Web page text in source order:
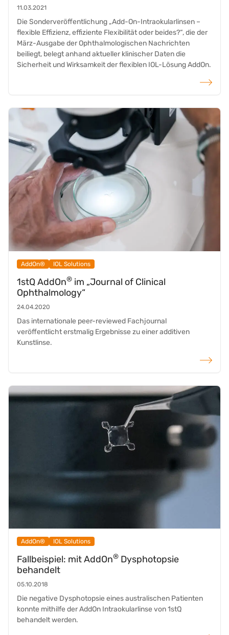
11.03.2021
Die Sonderveröffentlichung „Add-On-Intraokularlinsen –
flexible Effizienz, effiziente Flexibilität oder beides?“, die der
März-Ausgabe der Ophthalmologischen Nachrichten
beiliegt, belegt anhand aktueller klinischer Daten die
Sicherheit und Wirksamkeit der flexiblen IOL-Lösung AddOn.
AddOn® IOL Solutions
1stQ AddOn® im „Journal of Clinical
Ophthalmology“
24.04.2020
Das internationale peer-reviewed Fachjournal
veröffentlicht erstmalig Ergebnisse zu einer additiven
Kunstlinse.
AddOn® IOL Solutions
Fallbeispiel: mit AddOn® Dysphotopsie
behandelt
05.10.2018
Die negative Dysphotopsie eines australischen Patienten
konnte mithilfe der AddOn Intraokularlinse von 1stQ
behandelt werden.